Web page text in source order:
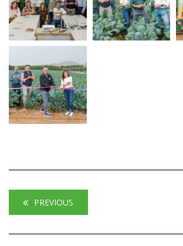
PREVIOUS